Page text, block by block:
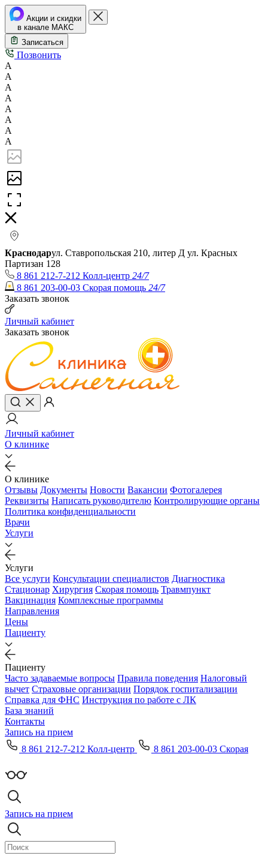
Акции и скидки
в канале МАКС
Записаться
Позвонить
А
А
А
А
А
А
А
А
Краснодарул. Ставропольская 210, литер Д ул. Красных
Партизан 128
8 861 212-7-212 Колл-центр 24/7
8 861 203-00-03 Скорая помощь 24/7
Заказать звонок
Личный кабинет
Заказать звонок
Личный кабинет
О клинике
О клинике
Отзывы Документы Новости Вакансии Фотогалерея
Реквизиты Написать руководителю Контролирующие органы
Политика конфиденциальности
Врачи
Услуги
Услуги
Все услуги Консультации специалистов Диагностика
Стационар Хирургия Скорая помощь Травмпункт
Вакцинация Комплексные программы
Направления
Цены
Пациенту
Пациенту
Часто задаваемые вопросы Правила поведения Налоговый
вычет Страховые организации Порядок госпитализации
Справка для ФНС Инструкция по работе с ЛК
База знаний
Контакты
Запись на прием
8 861 212-7-212 Колл-центр
8 861 203-00-03 Скорая
Запись на прием